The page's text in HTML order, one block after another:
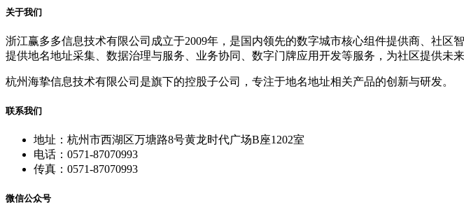
关于我们
浙江赢多多信息技术有限公司成立于2009年，是国内领先的数字城市核心组件提供商、社
提供地名地址采集、数据治理与服务、业务协同、数字门牌应用开发等服务，为社区提供未
杭州海挚信息技术有限公司是旗下的控股子公司，专注于地名地址相关产品的创新与研发。
联系我们
地址：杭州市西湖区万塘路8号黄龙时代广场B座1202室
电话：0571-87070993
传真：0571-87070993
微信公众号